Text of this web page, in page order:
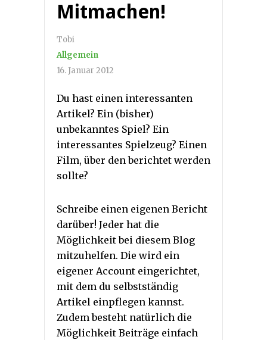
Mitmachen!
Tobi
Allgemein
16. Januar 2012
Du hast einen interessanten
Artikel? Ein (bisher)
unbekanntes Spiel? Ein
interessantes Spielzeug? Einen
Film, über den berichtet werden
sollte?
Schreibe einen eigenen Bericht
darüber! Jeder hat die
Möglichkeit bei diesem Blog
mitzuhelfen. Die wird ein
eigener Account eingerichtet,
mit dem du selbstständig
Artikel einpflegen kannst.
Zudem besteht natürlich die
Möglichkeit Beiträge einfach